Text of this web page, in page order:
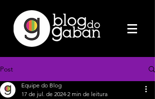
Post
Equipe do Blog
17 de jul. de 2024 2 min de leitura